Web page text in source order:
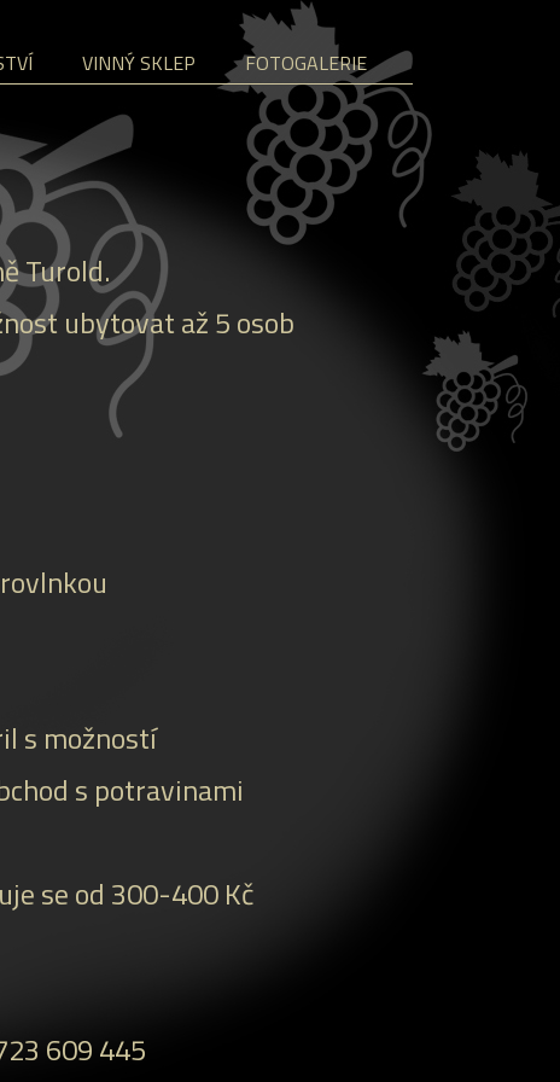
VINNÝ SKLEP FOTOGALERIE
Turold.
ubytovat až 5 osob
s možností
s potravinami
se od 300-400 Kč
609 445